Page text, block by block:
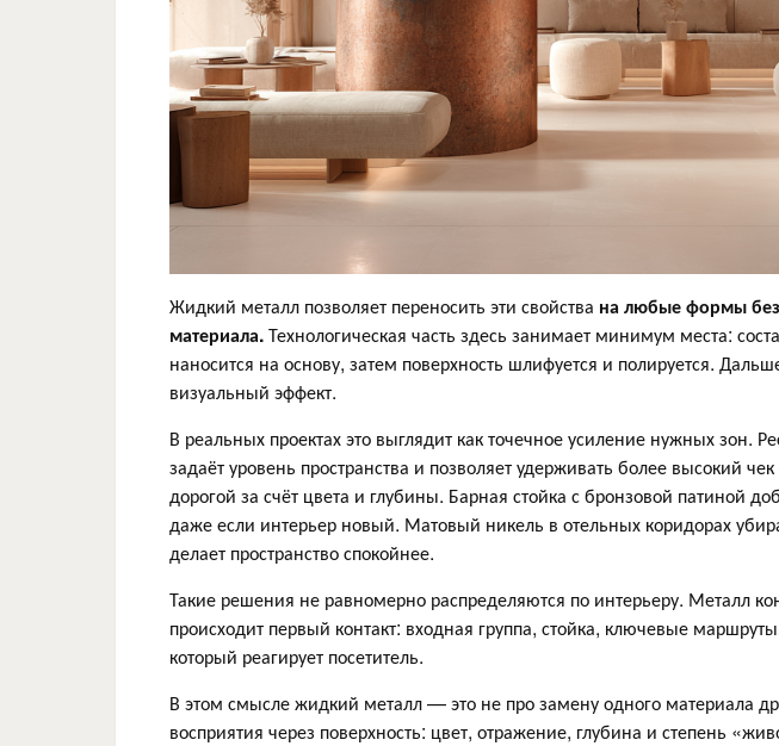
Жидкий металл позволяет переносить эти свойства на любые формы без
материала.Технологическая часть здесь занимает минимум места:
наносится на основу, затем поверхность шлифуется и полируется.
визуальный эффект.
В реальных проектах это выглядит как точечное усиление нужных зон.
задаёт уровень пространства и позволяет удерживать более высокий
дорогой за счёт цвета и глубины. Барная стойка с бронзовой патиной
даже если интерьер новый. Матовый никель в отельных коридорах
делает пространство спокойнее.
Такие решения не равномерно распределяются по интерьеру. Металл
происходит первый контакт: входная группа, стойка, ключевые
который реагирует посетитель.
В этом смысле жидкий металл — это не про замену одного материала
восприятия через поверхность: цвет, отражение, глубина и степень